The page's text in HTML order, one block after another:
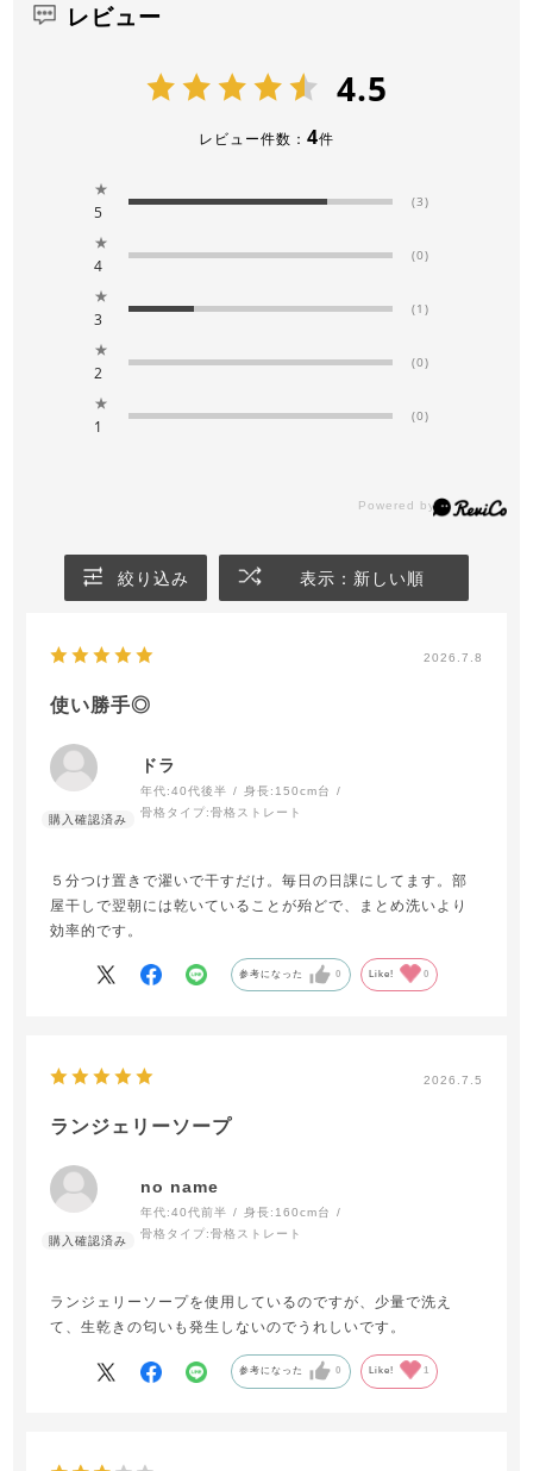
レビュー
4.5
レビュー件数： 4件
★
5
(3)
★
4
(0)
★
3
(1)
★
2
(0)
★
1
(0)
絞り込み 表示：新しい順
2026.7.8
使い勝手◎
ドラ
年代:40代後半 身長: 150cm台
骨格タイプ:骨格ストレート
５分つけ置きで濯いで干すだけ。毎日の日課にしてます。部
屋干しで翌朝には乾いていることが殆どで、まとめ洗いより
効率的です。
参考になった 0 Like! 0
2026.7.5
ランジェリーソープ
no name
年代:40代前半 身長: 160cm台
骨格タイプ:骨格ストレート
ランジェリーソープを使用しているのですが、少量で洗え
て、生乾きの匂いも発生しないのでうれしいです。
参考になった 0 Like! 1